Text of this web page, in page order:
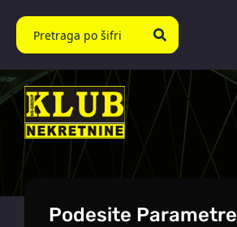
Podesite Parametre